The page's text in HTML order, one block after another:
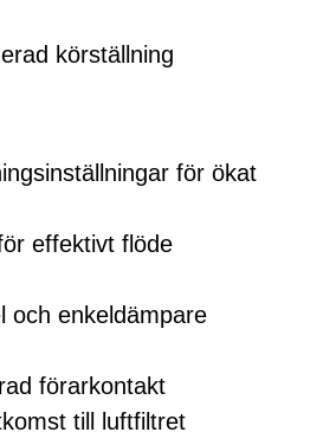
körställning
för ökat
effektivt flöde
och enkeldämpare
förarkontakt
till luftfiltret